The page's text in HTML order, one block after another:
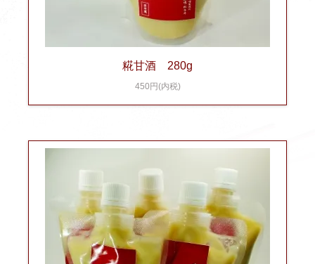
糀甘酒 280g
450円(内税)